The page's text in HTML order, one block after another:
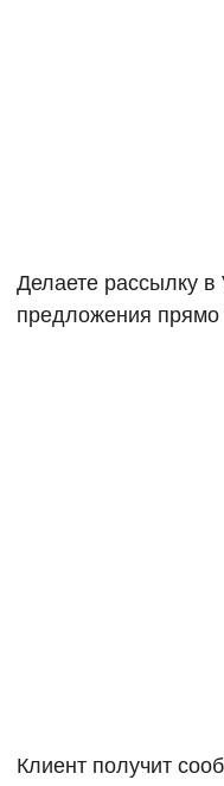
Делаете рассылку
предложения прямо
Клиент получит